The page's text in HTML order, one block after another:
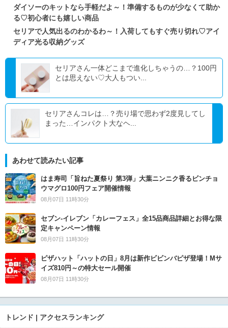
ダイソーのキットなら手軽だよ～！準備するものが少なくて助か
る♡初心者にも嬉しい商品
セリアで人気出るのわかるわ～！入荷してもすぐ売り切れ♡アイ
ディア光る収納グッズ
セリアさん一体どこまで進化しちゃうの…？100円
とは思えない♡大人もつい...
セリアさんコレは…？売り場で思わず2度見してし
まった…インパクト大なヘ...
あわせて読みたい記事
はま寿司「旨ねた夏祭り 第3弾」大葉ニンニク香るビンチョ
ウマグロ100円フェア開催情報
08月07日 11時30分
セブン‐イレブン「カレーフェス」全15品商品詳細とお得な限
定キャンペーン情報
08月07日 11時30分
ピザハット「ハットの日」8月は新作ビビンバピザ登場！Mサ
イズ810円～の特大セール開催
08月07日 11時30分
トレンド | アクセスランキング